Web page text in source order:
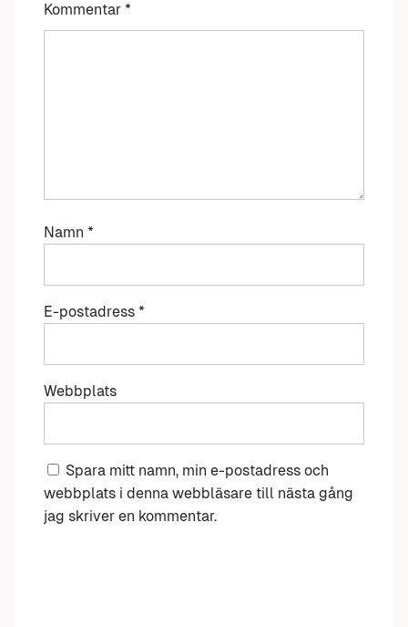
Kommentar *
Namn *
E-postadress *
Webbplats
Spara mitt namn, min e-postadress och
webbplats i denna webbläsare till nästa gång
jag skriver en kommentar.